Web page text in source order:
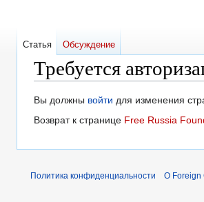
Требуется
Перейти
к
Перейти
к
Вы должны войти для изменения
Возврат к странице Free Russia
Статья Обсуждение
Политика конфиденциальности О Foreign